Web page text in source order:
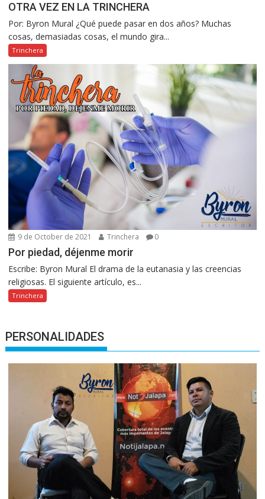
OTRA VEZ EN LA TRINCHERA
Por: Byron Mural ¿Qué puede pasar en dos años? Muchas
cosas, demasiadas cosas, el mundo gira...
Trinchera
9 de October de 2021 Trinchera 0
Por piedad, déjenme morir
Escribe: Byron Mural El drama de la eutanasia y las creencias
religiosas. El siguiente artículo, es...
Trinchera
PERSONALIDADES